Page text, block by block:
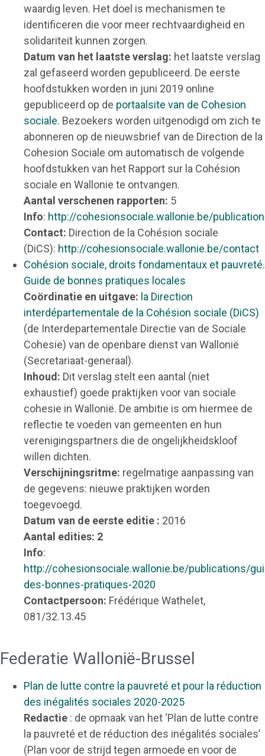
waardig leven. Het doel is mechanismen te
identificeren die voor meer rechtvaardigheid en
solidariteit kunnen zorgen.
Datum van het laatste verslag: het laatste verslag
zal gefaseerd worden gepubliceerd. De eerste
hoofdstukken worden in juni 2019 online
gepubliceerd op de portaalsite van de Cohesion
sociale. Bezoekers worden uitgenodigd om zich te
abonneren op de nieuwsbrief van de Direction de la
Cohesion Sociale om automatisch de volgende
hoofdstukken van het Rapport sur la Cohésion
sociale en Wallonie te ontvangen.
Aantal verschenen rapporten: 5
Info: http://cohesionsociale.wallonie.be/
Contact: Direction de la Cohésion sociale
(DiCS): http://cohesionsociale.wallonie.be/contact
Cohésion sociale, droits fondamentaux et pauvreté.
Guide de bonnes pratiques locales
Coördinatie en uitgave: la Direction
interdépartementale de la Cohésion sociale (DiCS)
(de Interdepartementale Directie van de Sociale
Cohesie) van de openbare dienst van Wallonië
(Secretariaat-generaal).
Inhoud: Dit verslag stelt een aantal (niet
exhaustief) goede praktijken voor van sociale
cohesie in Wallonië. De ambitie is om hiermee de
reflectie te voeden van gemeenten en hun
verenigingspartners die de ongelijkheidskloof
willen dichten.
Verschijningsritme: regelmatige aanpassing van
de gegevens: nieuwe praktijken worden
toegevoegd.
Datum van de eerste editie : 2016
Aantal edities: 2
Info:
http://cohesionsociale.wallonie.be/publications/
des-bonnes-pratiques-2020
Contactpersoon: Frédérique Wathelet,
081/32.13.45
Federatie Wallonië-Brussel
Plan de lutte contre la pauvreté et pour la réduction
des inégalités sociales 2020-2025
Redactie : de opmaak van het ‘Plan de lutte contre
la pauvreté et de réduction des inégalités sociales’
(Plan voor de strijd tegen armoede en voor de